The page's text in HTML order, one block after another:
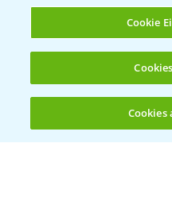
Allgemeine
Cookie
Cookies